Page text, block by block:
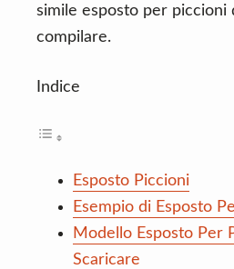
simile esposto per piccioni
compilare.
Indice
Esposto Piccioni
Esempio di Esposto
Modello Esposto Per
Scaricare